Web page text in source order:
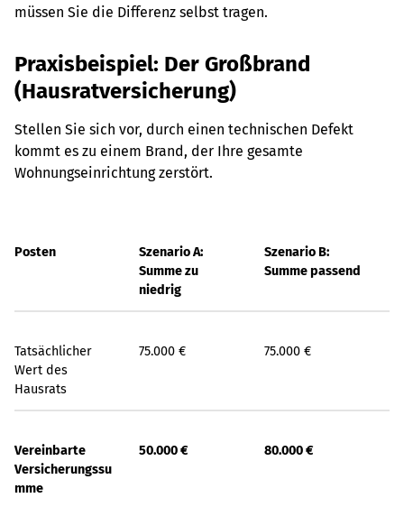
müssen Sie die Differenz selbst tragen.
Praxisbeispiel: Der Großbrand
(Hausratversicherung)
Stellen Sie sich vor, durch einen technischen Defekt
kommt es zu einem Brand, der Ihre gesamte
Wohnungseinrichtung zerstört.
Posten
Szenario A:
Summe zu
niedrig
Szenario B:
Summe passend
Tatsächlicher
Wert des
Hausrats
75.000 € 75.000 €
Vereinbarte
Versicherungssu
mme
50.000 € 80.000 €